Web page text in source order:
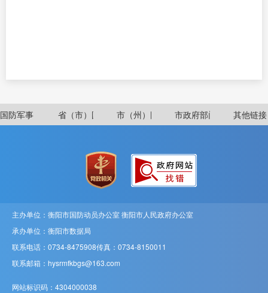
主办单位：衡阳市国防动员办公室 衡阳市人民政府办公室
承办单位：衡阳市数据局
联系电话：0734-8475908传真：0734-8150011
联系邮箱：hysrmfkbgs@163.com
网站标识码：4304000038